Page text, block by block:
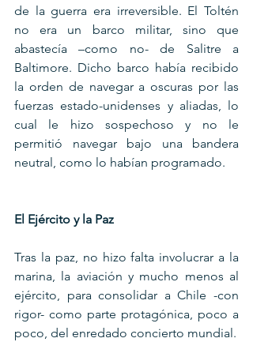
de la guerra era irreversible. El Toltén
no era un barco militar, sino que
abastecía –como no- de Salitre a
Baltimore. Dicho barco había recibido
la orden de navegar a oscuras por las
fuerzas estado-unidenses y aliadas, lo
cual le hizo sospechoso y no le
permitió navegar bajo una bandera
neutral, como lo habían programado.
El Ejército y la Paz
Tras la paz, no hizo falta involucrar a la
marina, la aviación y mucho menos al
ejército, para consolidar a Chile -con
rigor- como parte protagónica, poco a
poco, del enredado concierto mundial.